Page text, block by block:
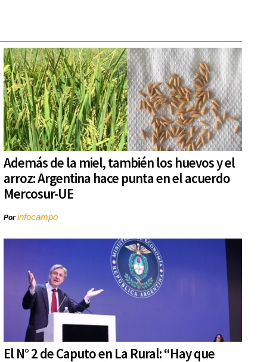
Además de la miel, también los huevos y el
arroz: Argentina hace punta en el acuerdo
Mercosur-UE
Porinfocampo
El N° 2 de Caputo en La Rural: “Hay que